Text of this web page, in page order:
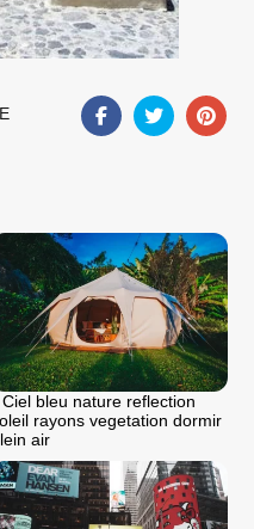
Ciel bleu nature reflection
rayons vegetation dormir
air